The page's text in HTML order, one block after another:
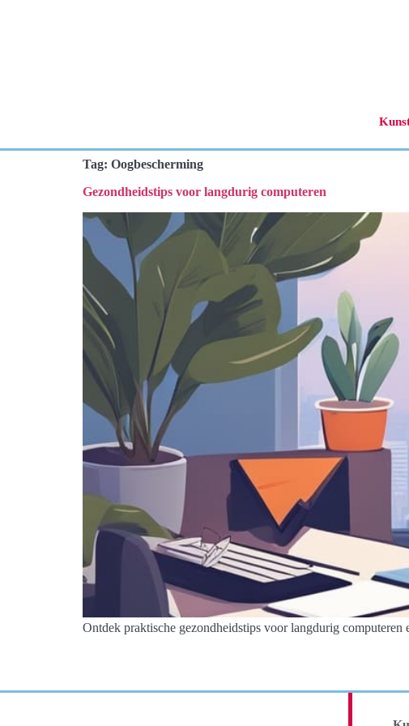
Tag: Oogbescherming
Gezondheidstips voor langdurig computeren
Ontdek praktische gezondheidstips voor langdurig